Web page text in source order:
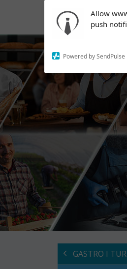
Allow
push
Powered by SendPulse
notifications!
To enable permission
on the notification icon
GASTRO I